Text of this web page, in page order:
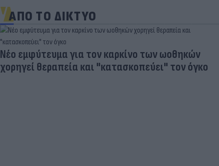
ΑΠΟ ΤΟ ΔΙΚΤΥΟ
Νέο εμφύτευμα για τον καρκίνο των ωοθηκών
χορηγεί θεραπεία και "κατασκοπεύει" τον όγκο